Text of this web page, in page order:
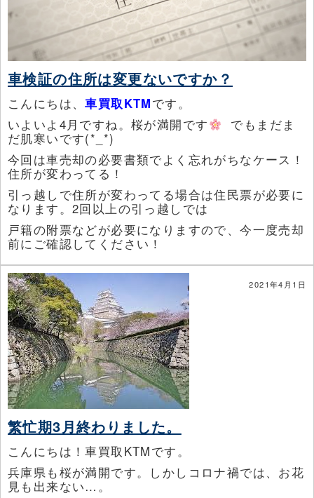
車検証の住所は変更ないですか？
こんにちは、車買取KTMです。
いよいよ4月ですね。桜が満開です
でもまだま
だ肌寒いです(*_*)
今回は車売却の必要書類でよく忘れがちなケース！
住所が変わってる！
引っ越しで住所が変わってる場合は住民票が必要に
なります。2回以上の引っ越しでは
戸籍の附票などが必要になりますので、今一度売却
前にご確認してください！
2021年4月1日
繁忙期3月終わりました。
こんにちは！車買取KTMです。
兵庫県も桜が満開です。しかしコロナ禍では、お花
見も出来ない…。